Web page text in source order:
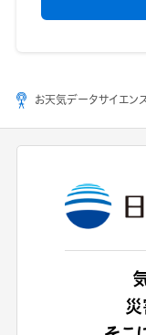
お天気データサイエン
災